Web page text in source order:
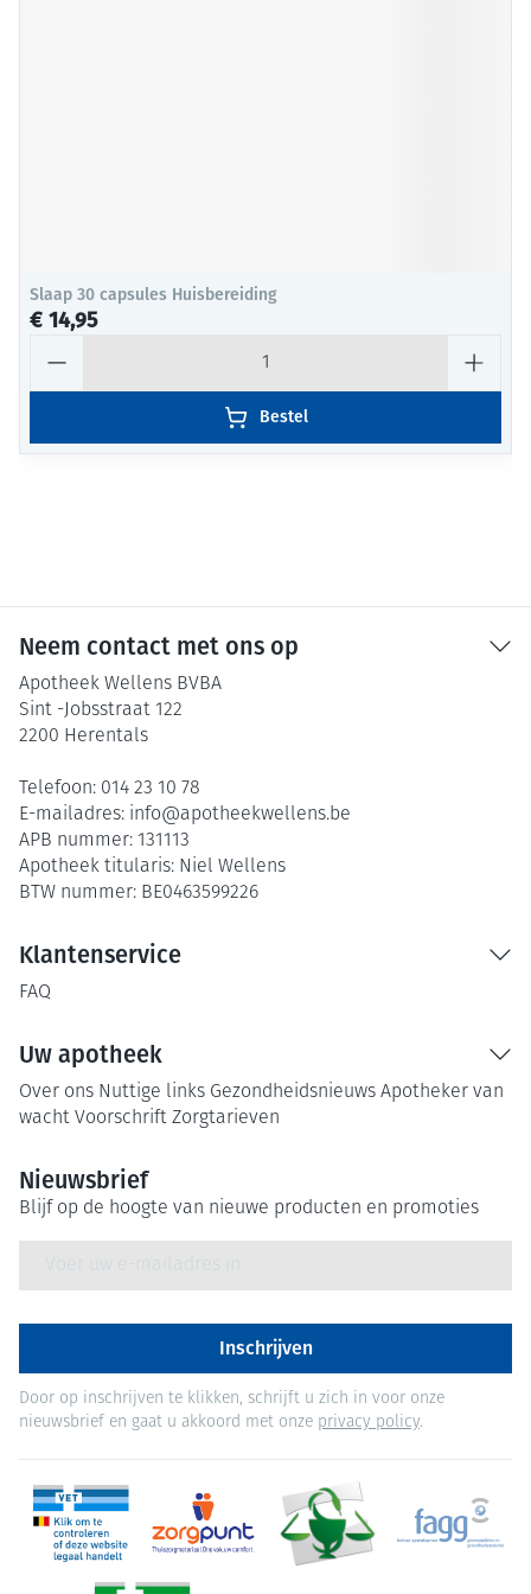
Slaap 30 capsules Huisbereiding
€ 14,95
Bestel
Neem contact met ons op
Apotheek Wellens BVBA
Sint -Jobsstraat 122
2200 Herentals
Telefoon: 014 23 10 78
E-mailadres: info@apotheekwellens.be
APB nummer: 131113
Apotheek titularis: Niel Wellens
BTW nummer: BE0463599226
Klantenservice
FAQ
Uw apotheek
Over ons Nuttige links Gezondheidsnieuws Apotheker van
wacht Voorschrift Zorgtarieven
Nieuwsbrief
Blijf op de hoogte van nieuwe producten en promoties
Inschrijven
Door op inschrijven te klikken, schrijft u zich in voor onze
nieuwsbrief en gaat u akkoord met onze privacy policy.